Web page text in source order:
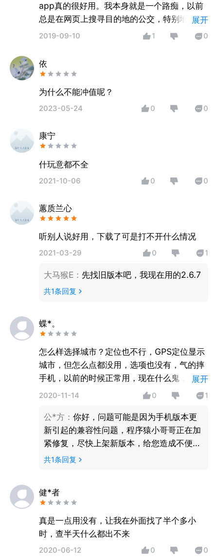
app真的很好用。我本身就是一个路痴，以前
总是在网页上搜寻目的地的公交，特别地不方
便。朋友推荐了这个软件，再也不用为出远门
在线车辆信息，而且界面也简洁，看着很舒
服，特别喜欢。
展开
2019-09-10 1 0
依
为什么不能冲值呢？
2023-05-24 0 0
康宁
什玩意都不全
2021-10-06 0 0
蕙质兰心
听别人说好用，下载了可是打不开什么情况
2021-03-29 0 1
大马猴E ： 先找旧版本吧，我现在用的2.6.7
共1条回复
蝶*。
怎么样选择城市？定位也不行，GPS定位显示
城市，但怎么点都没用，选项也没有，气的摔
手机，以前的时候正常用，现在什么鬼，谁能
给我解释一下
展开
2020-11-14 0 1
公*方： 你好，问题可能是因为手机版本更
新引起的兼容性问题，程序猿小哥哥正在加
紧修复，尽快上架新版本，给您造成不便请
谅解。
共1条回复
健*者
真是一点用没有，让我在外面找了半个多小
时，查半天什么都出不来
2020-06-12 0 0